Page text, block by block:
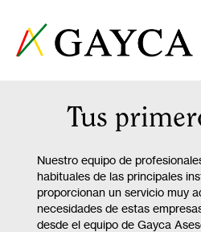
Tus
Nuestro equipo de
habituales de las principales
proporcionan un servicio muy
necesidades de estas
desde el equipo de Gayca